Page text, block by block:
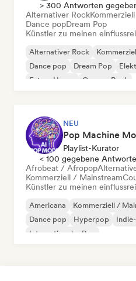
> 300 Antworten
Alternativer Rock
Dance popDream Pop
Künstler zu meinen
Alternativer Rock
Dance pop
Dream Pop
Future House
Garage-Rock
NEU
Playlist-Kurator
< 100 gegebene
Afrobeat / Afropop
Kommerziell / Mainstream
Künstler zu meinen
Americana Kommerziell /
Dance pop
Hyperpop
Internationaler Pop